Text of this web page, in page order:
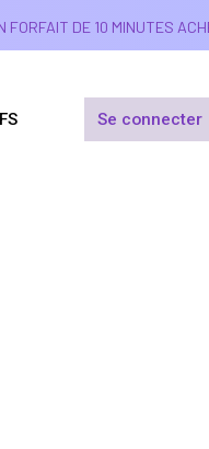
FORFAIT DE 10 MINUTES
Se connecter